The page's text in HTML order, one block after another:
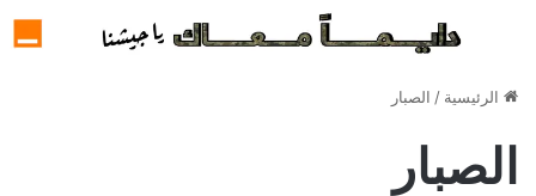
الرئيسية / الصبار
الصبار